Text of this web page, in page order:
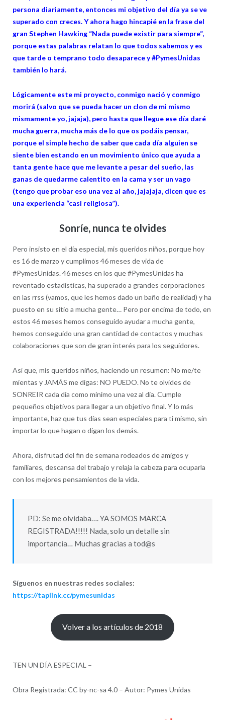
persona diariamente, entonces mi objetivo del día ya se ve
superado con creces. Y ahora hago hincapié en la frase del
gran Stephen Hawking “Nada puede existir para siempre”,
porque estas palabras relatan lo que todos sabemos y es
que tarde o temprano todo desaparece y #PymesUnidas
también lo hará.
Lógicamente este mi proyecto, conmigo nació y conmigo
morirá (salvo que se pueda hacer un clon de mi mismo
mismamente yo, jajaja), pero hasta que llegue ese día daré
mucha guerra, mucha más de lo que os podáis pensar,
porque el simple hecho de saber que cada día alguien se
siente bien estando en un movimiento único que ayuda a
tanta gente hace que me levante a pesar del sueño, las
ganas de quedarme calentito en la cama y ser un vago
(tengo que probar eso una vez al año, jajajaja, dicen que es
una experiencia “casi religiosa”).
Sonríe, nunca te olvides
Pero insisto en el día especial, mis queridos niños, porque hoy
es 16 de marzo y cumplimos 46 meses de vida de
#PymesUnidas. 46 meses en los que #PymesUnidas ha
reventado estadísticas, ha superado a grandes corporaciones
en las rrss (vamos, que les hemos dado un baño de realidad) y ha
puesto en su sitio a mucha gente… Pero por encima de todo, en
estos 46 meses hemos conseguido ayudar a mucha gente,
hemos conseguido una gran cantidad de contactos y muchas
colaboraciones que son de gran interés para los seguidores.
Así que, mis queridos niños, haciendo un resumen: No me/te
mientas y JAMÁS me digas: NO PUEDO. No te olvides de
SONREIR cada día como mínimo una vez al día. Cumple
pequeños objetivos para llegar a un objetivo final. Y lo más
importante, haz que tus días sean especiales para ti mismo, sin
importar lo que hagan o digan los demás.
Ahora, disfrutad del fin de semana rodeados de amigos y
familiares, descansa del trabajo y relaja la cabeza para ocuparla
con los mejores pensamientos de la vida.
PD: Se me olvidaba…. YA SOMOS MARCA
REGISTRADA!!!!! Nada, solo un detalle sin
importancia… Muchas gracias a tod@s
Síguenos en nuestras redes sociales:
https://taplink.cc/pymesunidas
Volver a los artículos de 2018
TEN UN DÍA ESPECIAL –
Obra Registrada: CC by-nc-sa 4.0 – Autor: Pymes Unidas